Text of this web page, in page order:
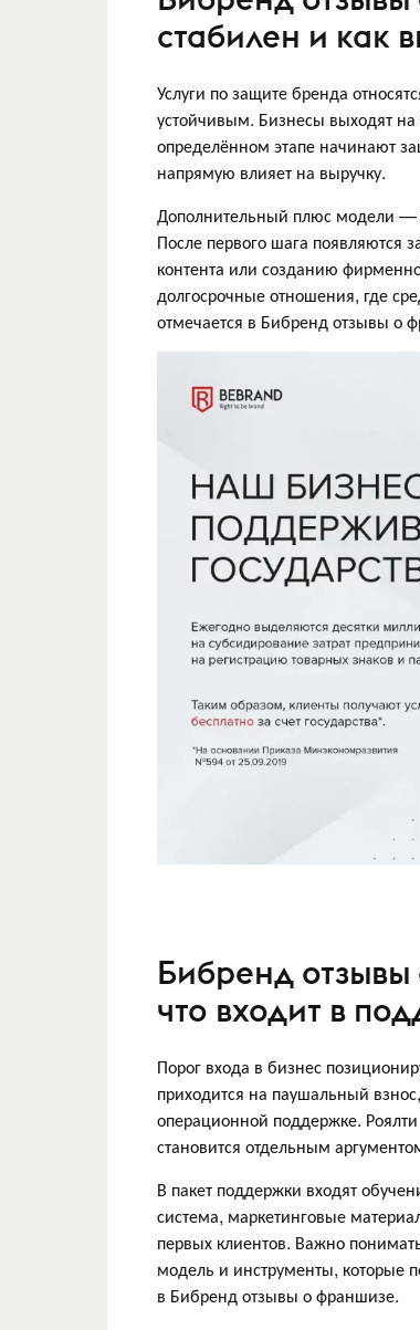
стабилен и как
Услуги по защите бренда
устойчивым. Бизнесы выходят
определённом этапе начинают
напрямую влияет на выручку.
Дополнительный плюс модели —
После первого шага появляются
контента или созданию
долгосрочные отношения, где
отмечается в Бибренд отзывы о
Бибренд отзывы
что входит в
Порог входа в бизнес
приходится на паушальный
операционной поддержке.
становится отдельным
В пакет поддержки входят
система, маркетинговые
первых клиентов. Важно
модель и инструменты, которые
в Бибренд отзывы о франшизе.